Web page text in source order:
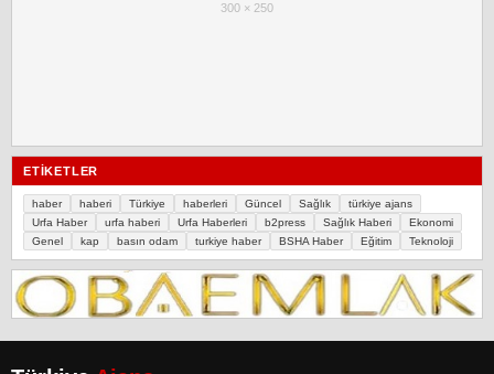
300 × 250
ETIKETLER
haber haberi Türkiye haberleri Güncel Sağlık
türkiye ajans
Urfa Haber
urfa haberi Urfa Haberleri b2press Sağlık Haberi
Ekonomi
Genel
kap basın odam turkiye haber BSHA Haber Eğitim Teknoloji